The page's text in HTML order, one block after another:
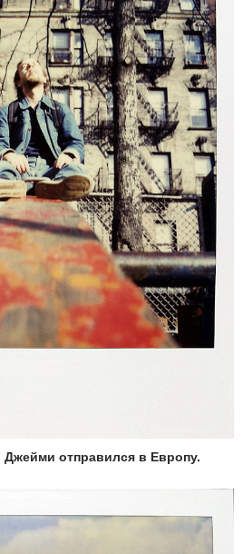
Джейми отправился в Европу.